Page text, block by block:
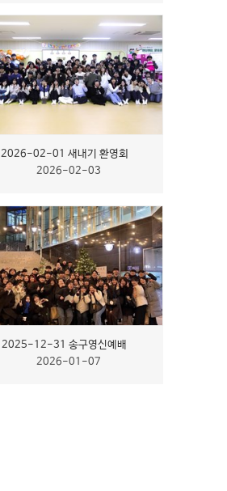
2026-02-01 새내기 환영회
2026-02-03
2025-12-31 송구영신예배
2026-01-07